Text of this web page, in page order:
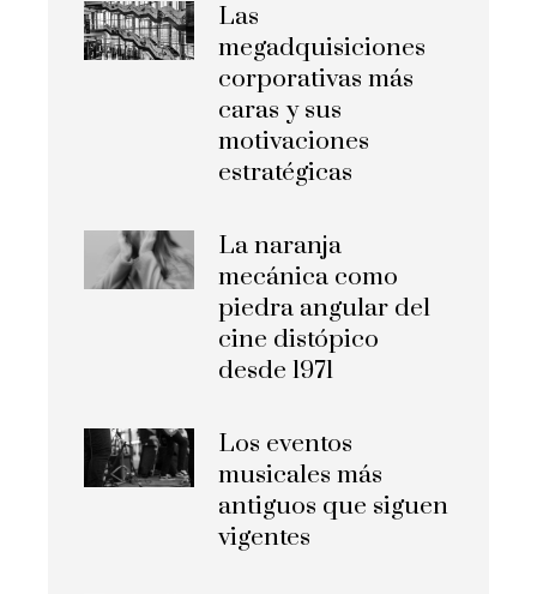
Las
megadquisiciones
corporativas más
caras y sus
motivaciones
estratégicas
La naranja
mecánica como
piedra angular del
cine distópico
desde 1971
Los eventos
musicales más
antiguos que siguen
vigentes